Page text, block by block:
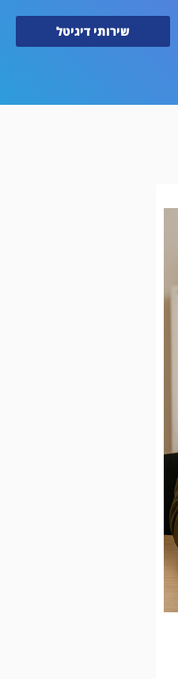
שירותי דיגיטל